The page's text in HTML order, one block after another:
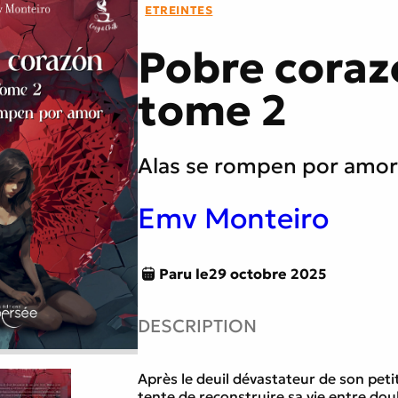
Traversée du miroir
ETREINTES
Pobre
tome 2
Alas se rompen por amor
Emv Monteiro
Paru le29 octobre 2025
DESCRIPTION
Après le deuil dévastateur de son